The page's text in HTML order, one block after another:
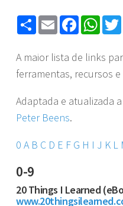
ShareEmailFacebook
A maior lista de links
ferramentas, recursos
Adaptada e atualizada
Peter Beens.
0 A B C D E F G H I J K L
0-9
20 Things I Learned